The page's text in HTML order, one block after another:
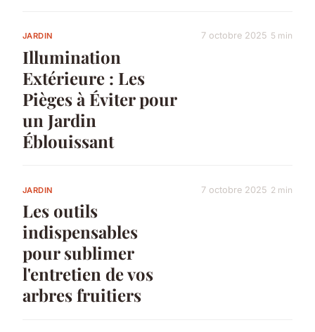
JARDIN
Illumination
Extérieure : Les
Pièges à Éviter pour
un Jardin
Éblouissant
7 octobre 2025 5 min
JARDIN
Les outils
indispensables
pour sublimer
l'entretien de vos
arbres fruitiers
7 octobre 2025 2 min